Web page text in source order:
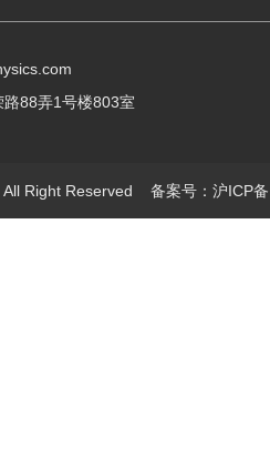
88弄1号楼803室
All Right Reserved 备案号：沪ICP